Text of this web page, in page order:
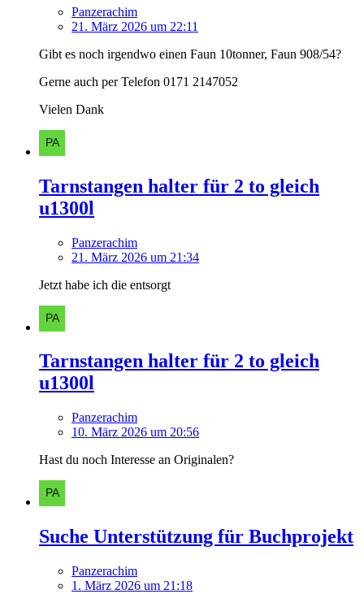
Panzerachim
21. März 2026 um 22:11
Gibt es noch irgendwo einen Faun 10tonner, Faun 908/54?
Gerne auch per Telefon 0171 2147052
Vielen Dank
Tarnstangen halter für 2 to gleich
u1300l
Panzerachim
21. März 2026 um 21:34
Jetzt habe ich die entsorgt
Tarnstangen halter für 2 to gleich
u1300l
Panzerachim
10. März 2026 um 20:56
Hast du noch Interesse an Originalen?
Suche Unterstützung für Buchprojekt
Panzerachim
1. März 2026 um 21:18